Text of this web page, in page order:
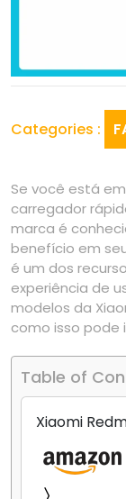
Categories :
Se você está
carregador
marca é
benefício em
é um dos
experiência de
modelos da
como isso pode
Table of
Xiaomi
GB + 8
e) +
rápido)